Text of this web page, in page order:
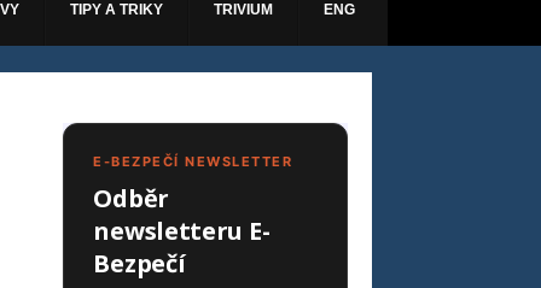
TIPY A TRIKY TRIVIUM ENG
E-BEZPEČÍ NEWSLETTER
Odběr
newsletteru E-
Bezpečí